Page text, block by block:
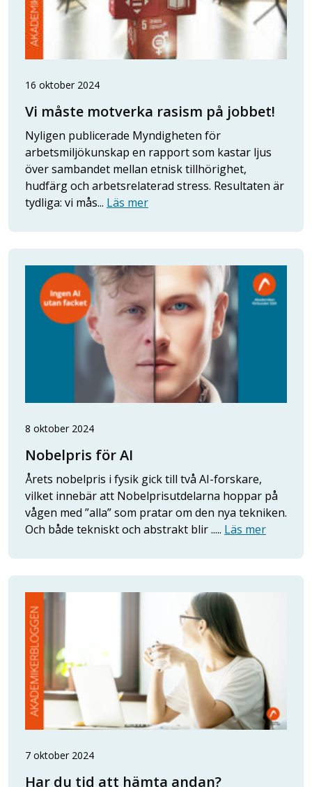
16 oktober 2024
Vi måste motverka rasism på jobbet!
Nyligen publicerade Myndigheten för
arbetsmiljökunskap en rapport som kastar ljus
över sambandet mellan etnisk tillhörighet,
hudfärg och arbetsrelaterad stress. Resultaten är
tydliga: vi mås... Läs mer
8 oktober 2024
Nobelpris för AI
Årets nobelpris i fysik gick till två AI-forskare,
vilket innebär att Nobelprisutdelarna hoppar på
vågen med ”alla” som pratar om den nya tekniken.
Och både tekniskt och abstrakt blir ..... Läs mer
7 oktober 2024
Har du tid att hämta andan?